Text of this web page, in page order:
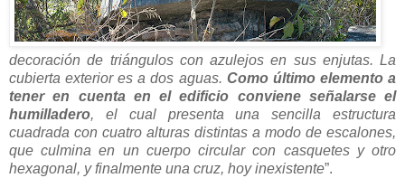
decoración de triángulos con azulejos en sus enjutas. La
cubierta exterior es a dos aguas. Como último elemento a
tener en cuenta en el edificio conviene señalarse el
humilladero, el cual presenta una sencilla estructura
cuadrada con cuatro alturas distintas a modo de escalones,
que culmina en un cuerpo circular con casquetes y otro
hexagonal, y finalmente una cruz, hoy inexistente”.